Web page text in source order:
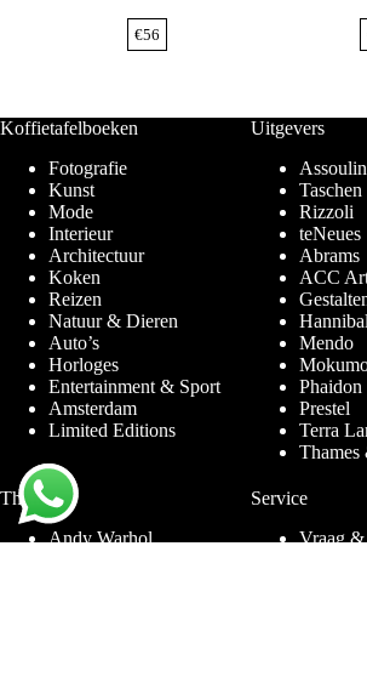
€56
Koffietafelboeken
Fotografie
Kunst
Mode
Interieur
Architectuur
Koken
Reizen
Natuur & Dieren
Auto’s
Horloges
Entertainment & Sport
Amsterdam
Limited Editions
Uitgevers
Taschen
Rizzoli
teNeues
Abrams
ACC
Hannibal
Mendo
Phaidon
Prestel
Terra
Thames
Thema’s
Andy Warhol
Service
Vraag